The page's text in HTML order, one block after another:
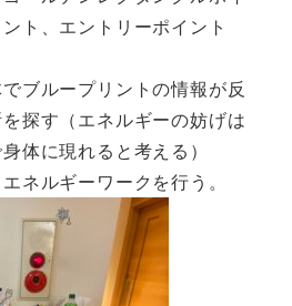
ト、エントリーポイント
ブループリントの情報が反
探す（エネルギーの妨げは
体に現れると考える）
ネルギーワークを行う。